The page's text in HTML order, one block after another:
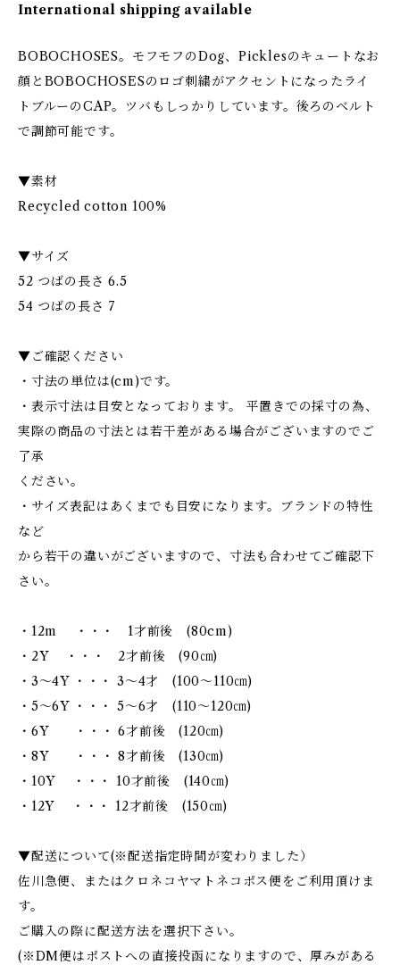
International shipping available
BOBOCHOSES。モフモフのDog、Picklesのキュートなお
顔とBOBOCHOSESのロゴ刺繍がアクセントになったライ
トブルーのCAP。ツバもしっかりしています。後ろのベルト
で調節可能です。
▼素材
Recycled cotton 100%
▼サイズ
52 つばの長さ 6.5
54 つばの長さ 7
▼ご確認ください
・寸法の単位は(cm)です。
・表示寸法は目安となっております。 平置きでの採寸の為、
実際の商品の寸法とは若干差がある場合がございますのでご
了承
ください。
・サイズ表記はあくまでも目安になります。ブランドの特性
など
から若干の違いがございますので、寸法も合わせてご確認下
さい。
・12m ・・・ 1才前後 (80cm)
・2Y ・・・ 2才前後 (90㎝)
・3～4Y ・・・ 3～4才 (100～110㎝)
・5～6Y ・・・ 5～6才 (110～120㎝)
・6Y ・・・ 6才前後 (120㎝)
・8Y ・・・ 8才前後 (130㎝)
・10Y ・・・ 10才前後 (140㎝)
・12Y ・・・ 12才前後 (150㎝)
▼配送について(※配送指定時間が変わりました）
佐川急便、またはクロネコヤマトネコポス便をご利用頂けま
す。
ご購入の際に配送方法を選択下さい。
(※DM便はポストへの直接投函になりますので、厚みがある